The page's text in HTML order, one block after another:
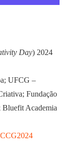
Day) 2024
UFCG –
Fundação
Academia